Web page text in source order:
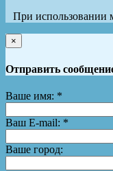
При использовании
×
Отправить
Ваше имя: *
Ваш E-mail: *
Ваше город: